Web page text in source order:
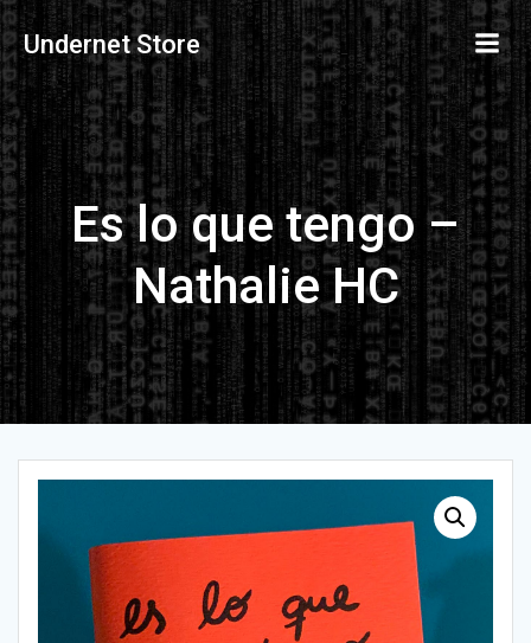
Saltar
al
contenido
Undernet Store
Es lo que tengo –
Nathalie HC